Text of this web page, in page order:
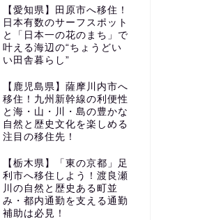
【愛知県】田原市へ移住！
日本有数のサーフスポット
と「日本一の花のまち」で
叶える海辺の“ちょうどい
い田舎暮らし”
【鹿児島県】薩摩川内市へ
移住！九州新幹線の利便性
と海・山・川・島の豊かな
自然と歴史文化を楽しめる
注目の移住先！
【栃木県】「東の京都」足
利市へ移住しよう！渡良瀬
川の自然と歴史ある町並
み・都内通勤を支える通勤
補助は必見！